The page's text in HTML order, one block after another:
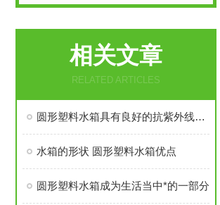
相关文章
RELATED ARTICLES
圆形塑料水箱具有良好的抗紫外线能力
水箱的形状 圆形塑料水箱优点
圆形塑料水箱成为生活当中*的一部分